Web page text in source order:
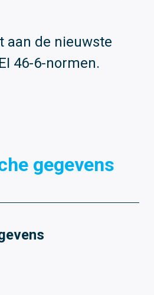
aan de nieuwste
46-6-normen.
gegevens